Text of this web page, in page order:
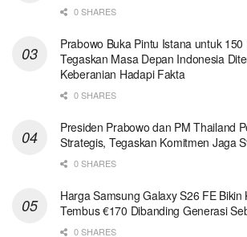
0 SHARES
Prabowo Buka Pintu Istana untuk 150
Tegaskan Masa Depan Indonesia
Keberanian Hadapi Fakta
0 SHARES
Presiden Prabowo dan PM Thailand
Strategis, Tegaskan Komitmen Jaga
0 SHARES
Harga Samsung Galaxy S26 FE
Tembus €170 Dibanding Generasi
0 SHARES